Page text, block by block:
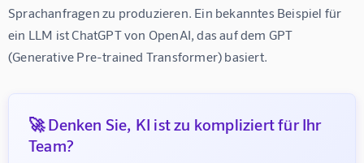
Sprachanfragen zu produzieren. Ein bekanntes Beispiel für
ein LLM ist ChatGPT von OpenAI, das auf dem GPT
(Generative Pre-trained Transformer) basiert.
🚀 Denken Sie, KI ist zu kompliziert für Ihr
Team?